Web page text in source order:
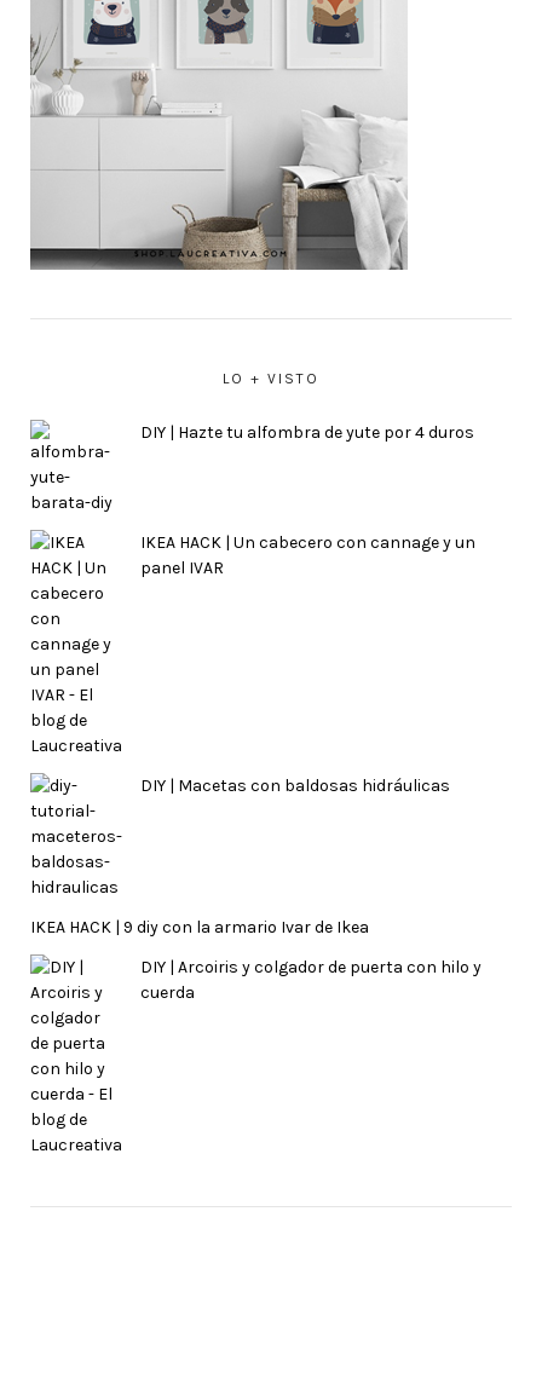
LO + VISTO
DIY | Hazte tu alfombra de yute por 4 duros
IKEA HACK | Un cabecero con cannage y un
panel IVAR
DIY | Macetas con baldosas hidráulicas
IKEA HACK | 9 diy con la armario Ivar de Ikea
DIY | Arcoiris y colgador de puerta con hilo y
cuerda